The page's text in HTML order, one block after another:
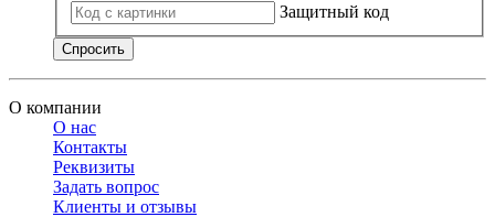
Защитный код
Спросить
О компании
О нас
Контакты
Реквизиты
Задать вопрос
Клиенты и отзывы